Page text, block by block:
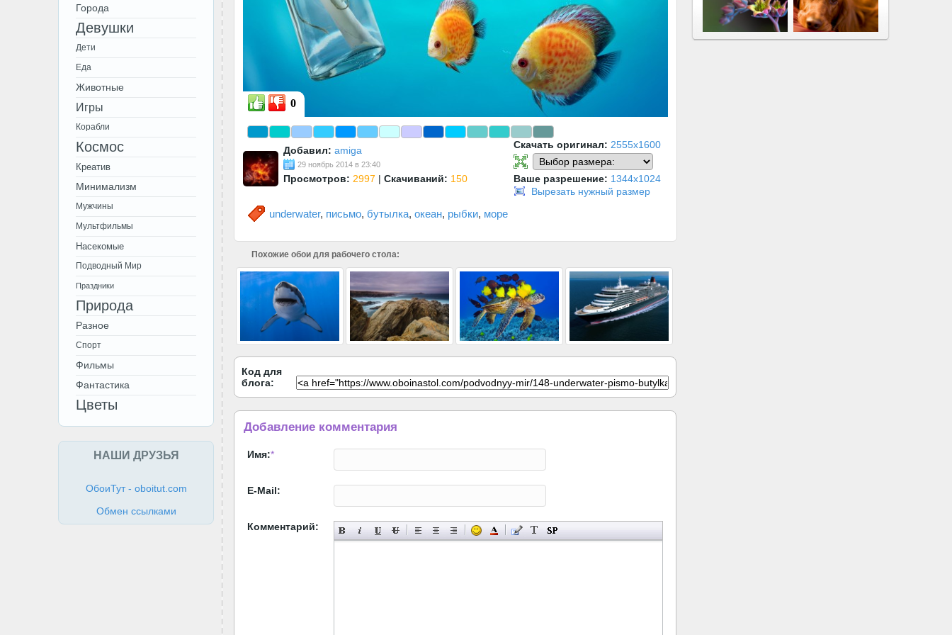
underwater, письмо, бутылка, океан, рыбки, море
Добавил: amiga
29 ноябрь 2014 в 23:40
Просмотров: 2997 | Скачиваний: 150
0
Скачать оригинал: 2555x1600
Ваше разрешение: 1344x1024
Вырезать нужный размер
Похожие обои для рабочего стола:
Код для
блога:
Добавление комментария
Имя:*
E-Mail:
Комментарий:
Города
Девушки
Дети
Еда
Животные
Игры
Корабли
Космос
Креатив
Минимализм
Мужчины
Мультфильмы
Насекомые
Подводный Мир
Праздники
Природа
Разное
Спорт
Фильмы
Фантастика
Цветы
НАШИ ДРУЗЬЯ
ОбоиТут - oboitut.com
Обмен ссылками